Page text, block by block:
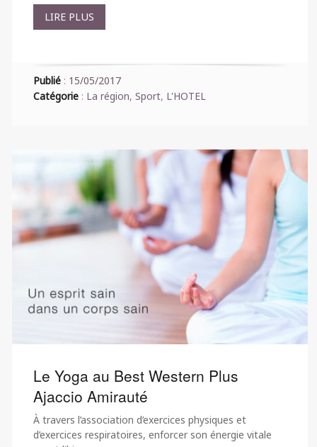
LIRE PLUS
Publié : 15/05/2017
Catégorie : La région, Sport, L'HOTEL
Le Yoga au Best Western Plus
Ajaccio Amirauté
À travers l’association d’exercices physiques et
d’exercices respiratoires, enforcer son énergie vitale